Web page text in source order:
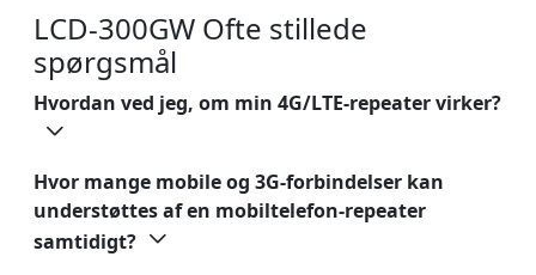
LCD-300GW Ofte stillede
spørgsmål
Hvordan ved jeg, om min 4G/LTE-repeater virker?
Hvor mange mobile og 3G-forbindelser kan
understøttes af en mobiltelefon-repeater
samtidigt?